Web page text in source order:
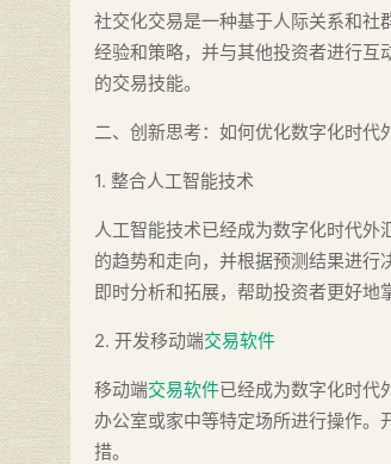
社交化交易是一种基于人际关系和社
经验和策略，并与其他投资者进行互
的交易技能。
二、创新思考：如何优化数字化时代
1. 整合人工智能技术
人工智能技术已经成为数字化时代
的趋势和走向，并根据预测结果进
即时分析和拓展，帮助投资者更好地
2. 开发移动端交易软件
移动端交易软件已经成为数字化时代
办公室或家中等特定场所进行操作
措。